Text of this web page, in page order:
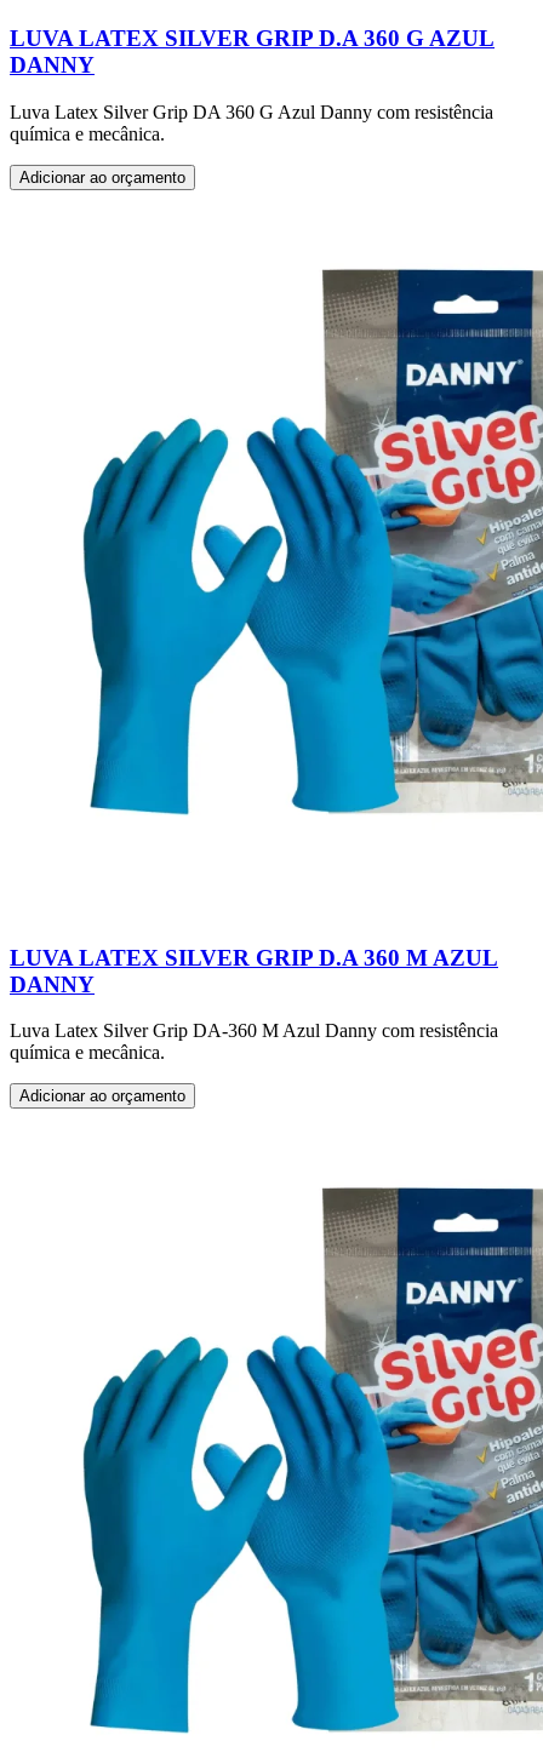
LUVA LATEX SILVER GRIP D.A 360 G AZUL
DANNY
Luva Latex Silver Grip DA 360 G Azul Danny com resistência
química e mecânica.
Adicionar ao orçamento
LUVA LATEX SILVER GRIP D.A 360 M AZUL
DANNY
Luva Latex Silver Grip DA-360 M Azul Danny com resistência
química e mecânica.
Adicionar ao orçamento